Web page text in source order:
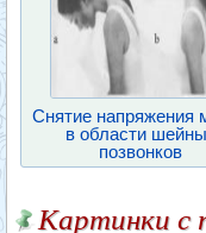
Снятие напряжения
в области
позвонков
Картинки с